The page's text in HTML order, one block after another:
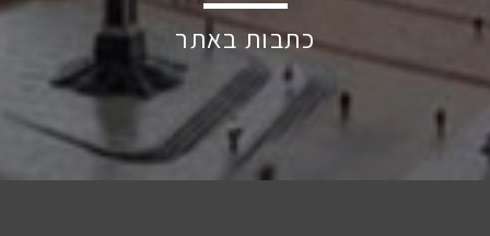
כתבות באתר